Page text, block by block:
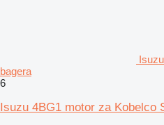
bagera
6
Isuzu 4BG1 motor za Kobelco